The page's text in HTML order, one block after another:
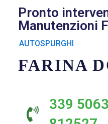
Pronto
Manutenzioni
AUTOSPURGHI
FARINA
339